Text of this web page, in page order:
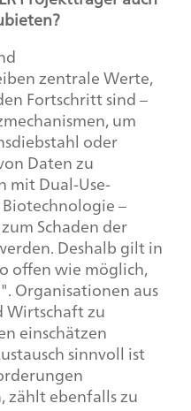
zentrale Werte,
Fortschritt sind –
um
oder
Daten zu
mitDual-Use-
–
Schaden der
Deshalb gilt in
offen wie möglich,
Organisationen aus
Wirtschaft zu
einschätzen
sinnvoll ist
ebenfalls zu